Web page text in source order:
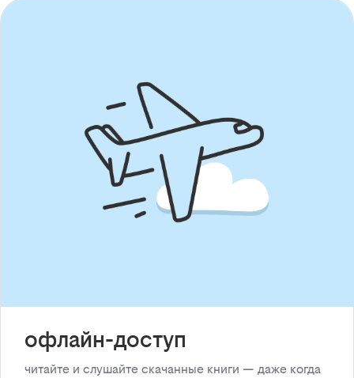
офлайн-доступ
читайте и слушайте скачанные книги — даже когда